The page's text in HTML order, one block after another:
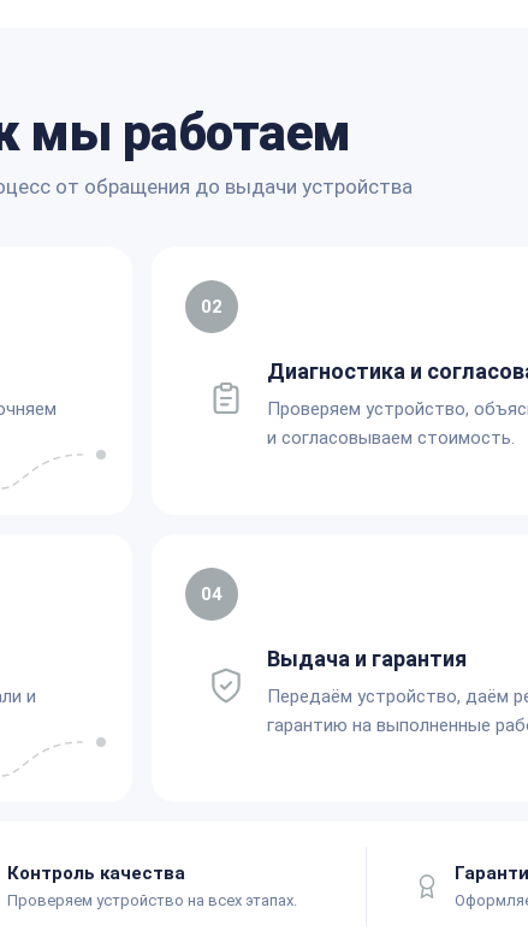
мы работаем
от обращения до выдачи устройства
02
Диагностика и
Проверяем устройство,
и согласовываем стоимость.
и
04
Выдача и гарантия
Передаём устройство, даём
гарантию на выполненные
Контроль качества
Проверяем устройство на всех этапах.